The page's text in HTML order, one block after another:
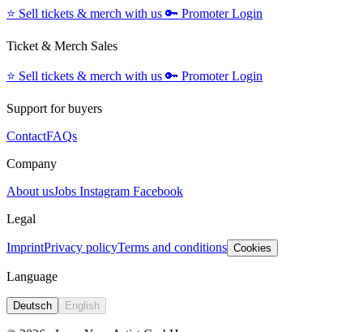
⭐️ Sell tickets & merch with us 🔑 Promoter Login
Ticket & Merch Sales
⭐️ Sell tickets & merch with us 🔑 Promoter Login
Support for buyers
ContactFAQs
Company
About usJobs Instagram Facebook
Legal
ImprintPrivacy policyTerms and conditions Cookies
Language
Deutsch English